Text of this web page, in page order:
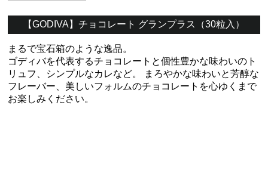
【GODIVA】チョコレート グランプラス（30粒入）
まるで宝石箱のような逸品。
ゴディバを代表するチョコレートと個性豊かな味わいのト
リュフ、シンプルなカレなど。 まろやかな味わいと芳醇な
フレーバー、美しいフォルムのチョコレートを心ゆくまで
お楽しみください。